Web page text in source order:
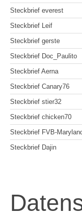
Steckbrief everest
Steckbrief Leif
Steckbrief gerste
Steckbrief Doc_Paulito
Steckbrief Aerna
Steckbrief Canary76
Steckbrief stier32
Steckbrief chicken70
Steckbrief FVB-
Steckbrief Dajin